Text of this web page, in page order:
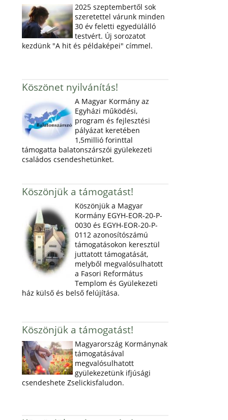
2025 szeptembertől sok
szeretettel várunk minden
30 év feletti egyedülálló
testvért. Új sorozatot
kezdünk "A hit és példaképei" címmel.
Köszönet nyilvánítás!
A Magyar Kormány az
Egyházi működési,
program és fejlesztési
pályázat keretében
1,5millió forinttal
támogatta balatonszárszói gyülekezeti
családos csendeshetünket.
Köszönjük a támogatást!
Köszönjük a Magyar
Kormány EGYH-EOR-20-P-
0030 és EGYH-EOR-20-P-
0112 azonosítószámú
támogatásokon keresztül
juttatott támogatását,
melyből megvalósulhatott
a Fasori Református
Templom és Gyülekezeti
ház külső és belső felújítása.
Köszönjük a támogatást!
Magyarország Kormánynak
támogatásával
megvalósulhatott
gyülekezetünk ifjúsági
csendeshete Zselickisfaludon.